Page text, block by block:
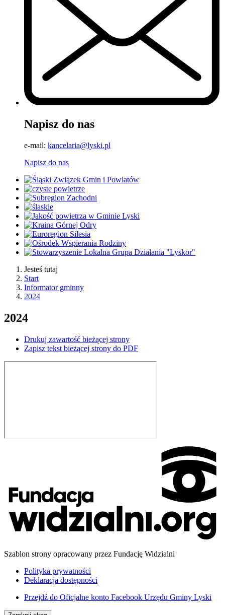
Napisz do nas
e-mail: kancelaria@lyski.pl
Napisz do nas
Jesteś tutaj
Start
Informator gminny
2024
2024
Drukuj zawartość bieżącej strony
Zapisz tekst bieżącej strony do PDF
Szablon strony opracowany przez Fundację Widzialni
Polityka prywatności
Deklaracja dostępności
Przejdź do Oficjalne konto Facebook Urzędu Gminy Lyski